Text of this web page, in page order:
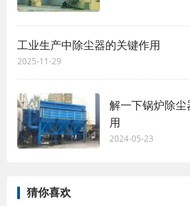
工业生产中除尘器的关键作用
2025-11-29
解一下锅炉除
用
2024-05-23
猜你喜欢